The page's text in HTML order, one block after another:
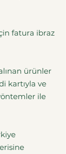
fatura ibraz
ürünler
kartıyla ve
ile